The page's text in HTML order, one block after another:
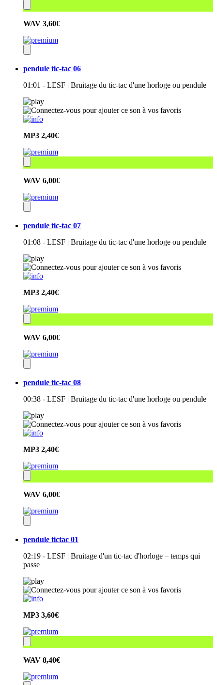
WAV 3,60€
pendule tic-tac 06
01:01 - LESF | Bruitage du tic-tac d'une horloge ou pendule
MP3 2,40€
WAV 6,00€
pendule tic-tac 07
01:08 - LESF | Bruitage du tic-tac d'une horloge ou pendule
MP3 2,40€
WAV 6,00€
pendule tic-tac 08
00:38 - LESF | Bruitage du tic-tac d'une horloge ou pendule
MP3 2,40€
WAV 6,00€
pendule tictac 01
02:19 - LESF | Bruitage d'un tic-tac d'horloge – temps qui
passe
MP3 3,60€
WAV 8,40€